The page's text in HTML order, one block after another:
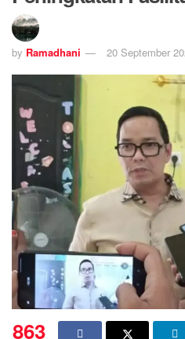
by Ramadhani 20 September
863